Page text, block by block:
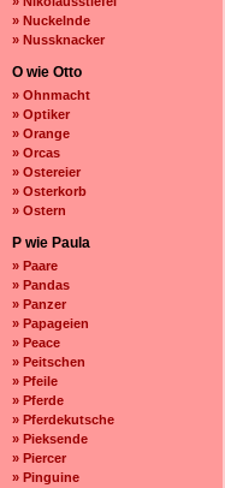
» Nuckelnde
» Nussknacker
O wie Otto
» Ohnmacht
» Optiker
» Orange
» Orcas
» Ostereier
» Osterkorb
» Ostern
P wie Paula
» Paare
» Pandas
» Panzer
» Papageien
» Peace
» Peitschen
» Pfeile
» Pferde
» Pferdekutsche
» Pieksende
» Piercer
» Pinguine